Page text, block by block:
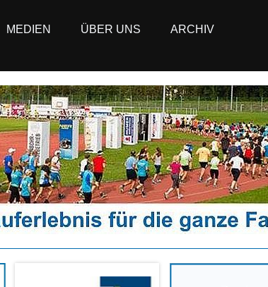
MEDIEN ÜBER UNS ARCHIV